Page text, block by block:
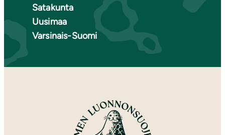
Satakunta
Uusimaa
Varsinais-Suomi